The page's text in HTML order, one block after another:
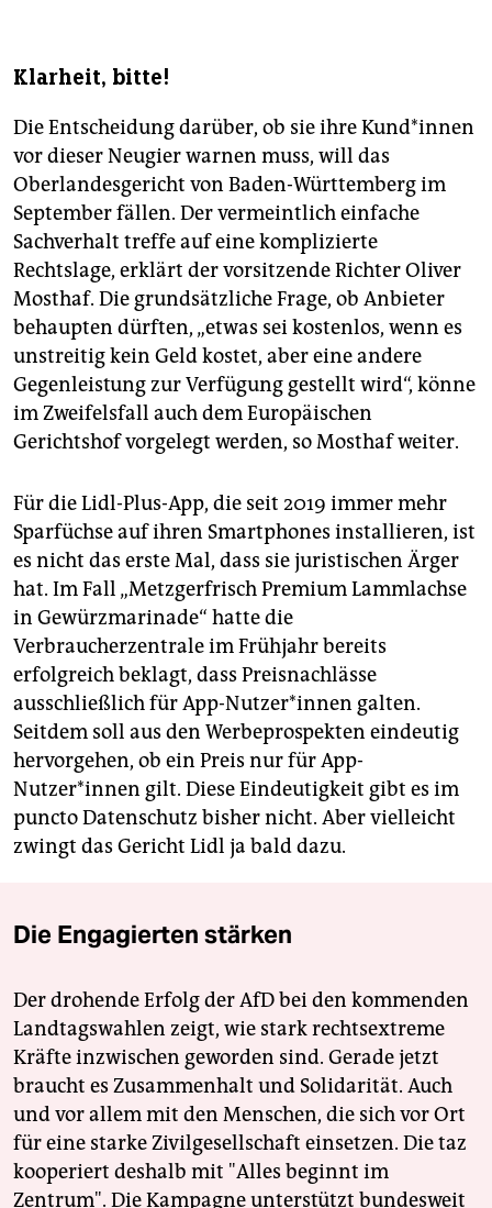
Klarheit, bitte!
Die Entscheidung darüber, ob sie ihre Kun­d*in­nen
vor dieser Neugier warnen muss, will das
Oberlandesgericht von Baden-Württemberg im
September fällen. Der vermeintlich einfache
Sachverhalt treffe auf eine komplizierte
Rechtslage, erklärt der vorsitzende Richter Oliver
Mosthaf. Die grundsätzliche Frage, ob Anbieter
behaupten dürften, „etwas sei kostenlos, wenn es
unstreitig kein Geld kostet, aber eine andere
Gegenleistung zur Verfügung gestellt wird“, könne
im Zweifelsfall auch dem Europäischen
Gerichtshof vorgelegt werden, so Mosthaf weiter.
Für die Lidl-Plus-App, die seit 2019 immer mehr
Sparfüchse auf ihren Smartphones installieren, ist
es nicht das erste Mal, dass sie juristischen Ärger
hat. Im Fall „Metzgerfrisch Premium Lammlachse
in Gewürzmarinade“ hatte die
Verbraucherzentrale im Frühjahr bereits
erfolgreich beklagt, dass Preisnachlässe
ausschließlich für App-Nutzer*innen galten.
Seitdem soll aus den Werbeprospekten eindeutig
hervorgehen, ob ein Preis nur für App-
Nutzer*innen gilt. Diese Eindeutigkeit gibt es im
puncto Datenschutz bisher nicht. Aber vielleicht
zwingt das Gericht Lidl ja bald dazu.
Die Engagierten stärken
Der drohende Erfolg der AfD bei den kommenden
Landtagswahlen zeigt, wie stark rechtsextreme
Kräfte inzwischen geworden sind. Gerade jetzt
braucht es Zusammenhalt und Solidarität. Auch
und vor allem mit den Menschen, die sich vor Ort
für eine starke Zivilgesellschaft einsetzen. Die taz
kooperiert deshalb mit "Alles beginnt im
Zentrum". Die Kampagne unterstützt bundesweit